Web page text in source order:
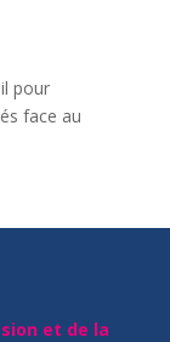
pour
face au
et de la